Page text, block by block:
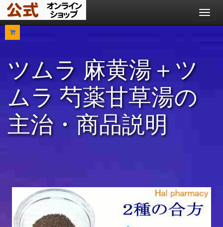
メ
ニ
ツムラ 麻黄湯＋ツ
ムラ 芍薬甘草湯の
主治・商品説明